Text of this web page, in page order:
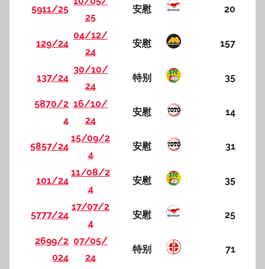
5911/25
25
安慰 20
129/24
04/12/
24
安慰 157
137/24
30/10/
24
特别 35
5870/2
4
16/10/
24
安慰 14
5857/24
15/09/2
4
安慰 31
101/24
11/08/2
4
安慰 35
5777/24
17/07/2
4
安慰 25
2699/2
024
07/05/
24
特别 71